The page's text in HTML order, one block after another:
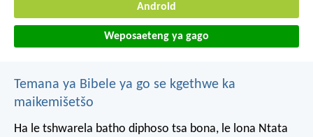
Android
Weposaeteng ya gago
Temana ya Bibele ya go se kgethwe ka
maikemišetšo
Ha le tshwarela batho diphoso tsa bona, le lona Ntata